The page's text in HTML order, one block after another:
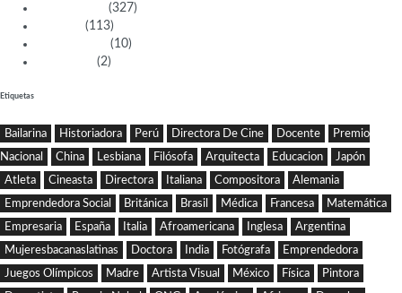
(327)
(113)
(10)
(2)
Etiquetas
Bailarina Historiadora Perú Directora De Cine Docente
Premio
Nacional
China Lesbiana Filósofa Arquitecta Educacion
Japón
Atleta
Cineasta Directora Italiana Compositora
Alemania
Emprendedora Social
Británica Brasil Médica Francesa
Matemática
Empresaria
España Italia Afroamericana Inglesa
Argentina
Mujeresbacanaslatinas
Doctora India Fotógrafa
Emprendedora
Juegos Olímpicos
Madre Artista Visual México Física
Pintora